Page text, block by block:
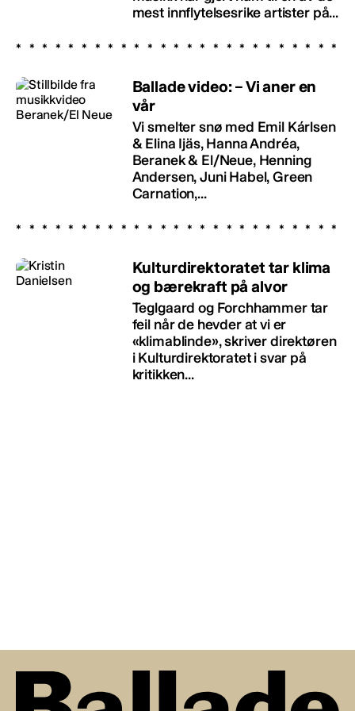
mest innflytelsesrike artister på...
Ballade video: – Vi aner en
vår
Vi smelter snø med Emil Kárlsen
& Elina Ijäs, Hanna Andréa,
Beranek & El/Neue, Henning
Andersen, Juni Habel, Green
Carnation,...
Kulturdirektoratet tar klima
og bærekraft på alvor
Teglgaard og Forchhammer tar
feil når de hevder at vi er
«klimablinde», skriver direktøren
i Kulturdirektoratet i svar på
kritikken...